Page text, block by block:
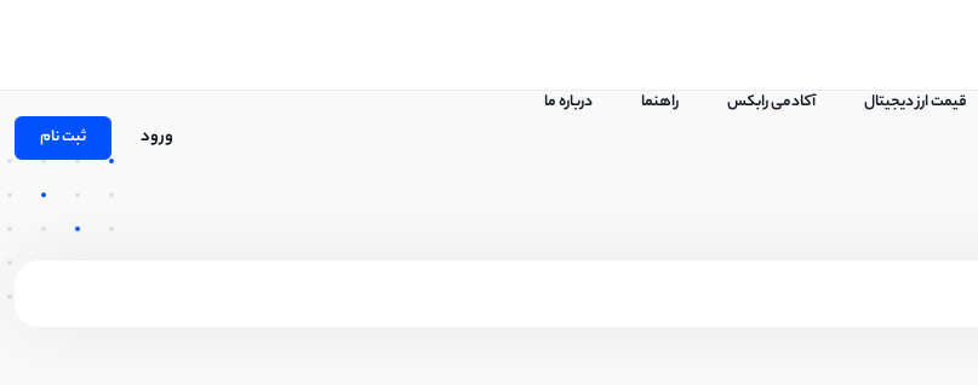
قیمت ارز دیجیتال آکادمی رابکس راهنما درباره ما
ورود ثبت نام